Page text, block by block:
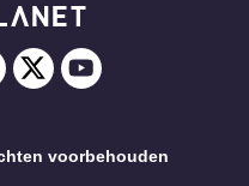
voorbehouden